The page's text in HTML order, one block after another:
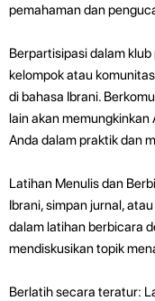
pemahaman dan
Berpartisipasi dalam
kelompok atau
di bahasa Ibrani.
lain akan
Anda dalam praktik dan
Latihan Menulis dan
Ibrani, simpan jurnal,
dalam latihan berbicara
mendiskusikan topik
Berlatih secara teratur: